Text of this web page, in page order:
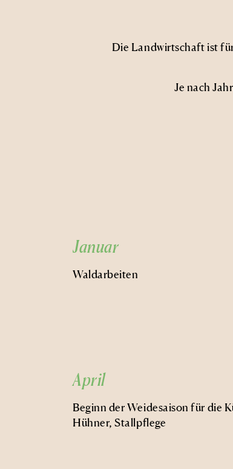
Die Landwirtschaft ist
Je nach
Januar
Waldarbeiten
April
Beginn der Weidesaison für die
Hühner, Stallpflege